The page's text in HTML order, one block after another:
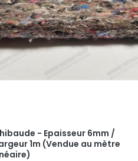
- Epaisseur 6mm /
1m (Vendue au mètre